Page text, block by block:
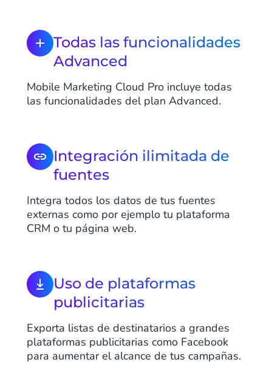
Todas las funcionalidades
Advanced
Mobile Marketing Cloud Pro incluye todas
las funcionalidades del plan Advanced.
Integración ilimitada de
fuentes
Integra todos los datos de tus fuentes
externas como por ejemplo tu plataforma
CRM o tu página web.
Uso de plataformas
publicitarias
Exporta listas de destinatarios a grandes
plataformas publicitarias como Facebook
para aumentar el alcance de tus campañas.